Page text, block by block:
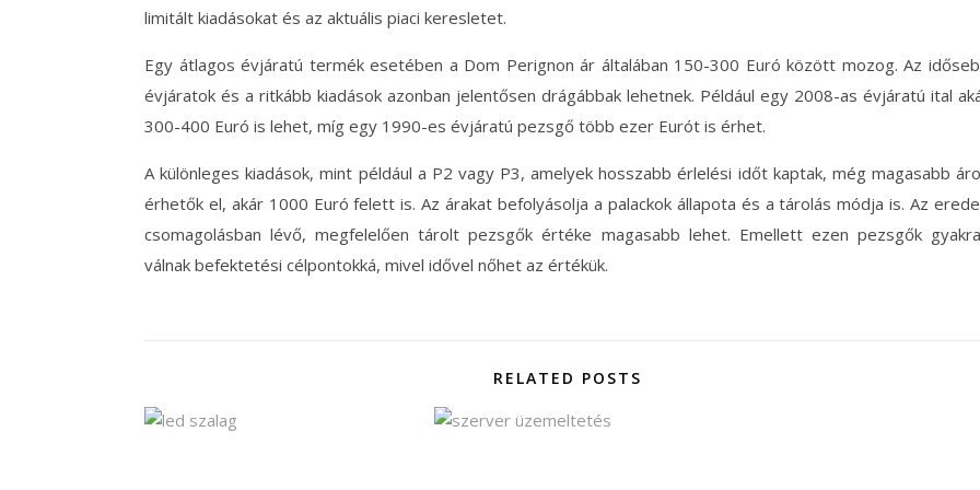
limitált kiadásokat és az aktuális piaci keresletet.
Egy átlagos évjáratú termék esetében a Dom Perignon ár általában 150-300 Euró között mozog. Az
évjáratok és a ritkább kiadások azonban jelentősen drágábbak lehetnek. Például egy 2008-as évjáratú ital
300-400 Euró is lehet, míg egy 1990-es évjáratú pezsgő több ezer Eurót is érhet.
A különleges kiadások, mint például a P2 vagy P3, amelyek hosszabb érlelési időt kaptak, még magasabb
érhetők el, akár 1000 Euró felett is. Az árakat befolyásolja a palackok állapota és a tárolás módja is. Az
csomagolásban lévő, megfelelően tárolt pezsgők értéke magasabb lehet. Emellett ezen pezsgők
válnak befektetési célpontokká, mivel idővel nőhet az értékük.
RELATED POSTS